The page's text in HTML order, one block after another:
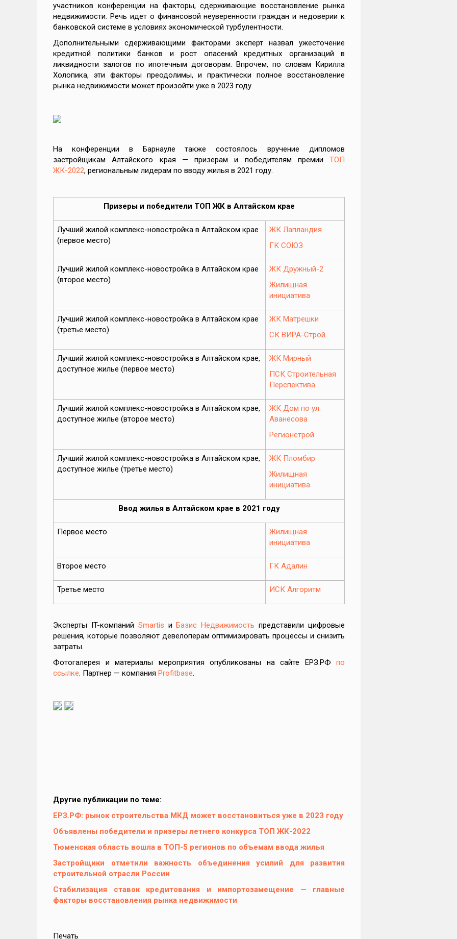
участников конференции на факторы, сдерживающие восстановление рынка
недвижимости. Речь идет о финансовой неуверенности граждан и недоверии к
банковской системе в условиях экономической турбулентности.
Дополнительными сдерживающими факторами эксперт назвал ужесточение
кредитной политики банков и рост опасений кредитных организаций в
ликвидности залогов по ипотечным договорам. Впрочем, по словам Кирилла
Холопика, эти факторы преодолимы, и практически полное восстановление
рынка недвижимости может произойти уже в 2023 году.
На конференции в Барнауле также состоялось вручение дипломов
застройщикам Алтайского края — призерам и победителям премии ТОП
ЖК-2022, региональным лидерам по вводу жилья в 2021 году.
Призеры и победители ТОП ЖК в Алтайском крае
Лучший жилой комплекс-новостройка в Алтайском крае
(первое место)
ЖК Лапландия
ГК СОЮЗ
Лучший жилой комплекс-новостройка в Алтайском крае
(второе место)
ЖК Дружный-2
Жилищная
инициатива
Лучший жилой комплекс-новостройка в Алтайском крае
(третье место)
ЖК Матрешки
СК ВИРА-Строй
Лучший жилой комплекс-новостройка в Алтайском крае,
доступное жилье (первое место)
ЖК Мирный
ПСК Строительная
Перспектива
Лучший жилой комплекс-новостройка в Алтайском крае,
доступное жилье (второе место)
ЖК Дом по ул.
Аванесова
Регионстрой
Лучший жилой комплекс-новостройка в Алтайском крае,
доступное жилье (третье место)
ЖК Пломбир
Жилищная
инициатива
Ввод жилья в Алтайском крае в 2021 году
Первое место
Жилищная
инициатива
Второе место ГК Адалин
Третье место ИСК Алгоритм
Эксперты IT-компаний Smartis иБазис Недвижимость представили цифровые
решения, которые позволяют девелоперам оптимизировать процессы и снизить
затраты.
Фотогалерея и материалы мероприятия опубликованы на сайте ЕРЗ.РФ по
ссылке. Партнер — компания Profitbase.
Другие публикации по теме:
ЕРЗ.РФ: рынок строительства МКД может восстановиться уже в 2023 году
Объявлены победители и призеры летнего конкурса ТОП ЖК-2022
Тюменская область вошла в ТОП-5 регионов по объемам ввода жилья
Застройщики отметили важность объединения усилий для развития
строительной отрасли России
Стабилизация ставок кредитования и импортозамещение — главные
факторы восстановления рынка недвижимости
Печать